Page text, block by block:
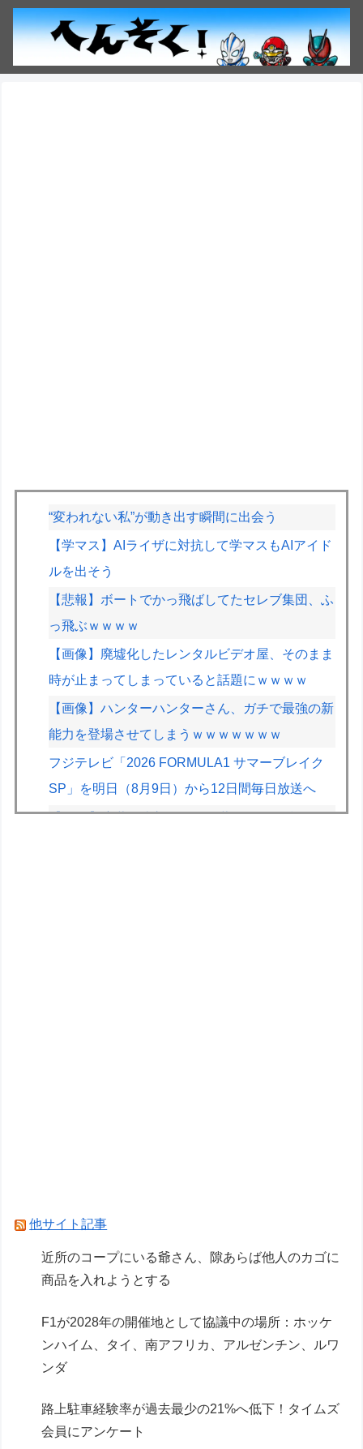
“変われない私”が動き出す瞬間に出会う
【学マス】AIライザに対抗して学マスもAIアイド
ルを出そう
【悲報】ボートでかっ飛ばしてたセレブ集団、ふ
っ飛ぶｗｗｗｗ
【画像】廃墟化したレンタルビデオ屋、そのまま
時が止まってしまっていると話題にｗｗｗｗ
【画像】ハンターハンターさん、ガチで最強の新
能力を登場させてしまうｗｗｗｗｗｗｗ
フジテレビ「2026 FORMULA1 サマーブレイク
SP」を明日（8月9日）から12日間毎日放送へ
【JT杯】斎藤慎太郎八段が伊藤匠二冠に勝ち、
Powered by livedoor 相互RSS
他サイト記事
近所のコープにいる爺さん、隙あらば他人のカゴに
商品を入れようとする
F1が2028年の開催地として協議中の場所：ホッケ
ンハイム、タイ、南アフリカ、アルゼンチン、ルワ
ンダ
路上駐車経験率が過去最少の21%へ低下！タイムズ
会員にアンケート